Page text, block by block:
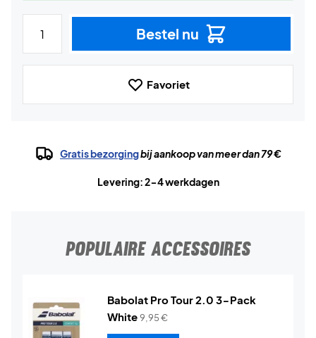
Bestel nu
Favoriet
Gratis bezorgingbij aankoop van meer dan 79 €
Levering: 2-4 werkdagen
POPULAIRE ACCESSOIRES
Babolat Pro Tour 2.0 3-Pack
White9,95€